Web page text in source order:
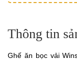
Thông tin
Ghế ăn bọc vải